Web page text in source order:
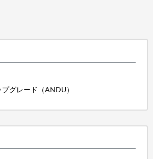
グレード（ANDU）